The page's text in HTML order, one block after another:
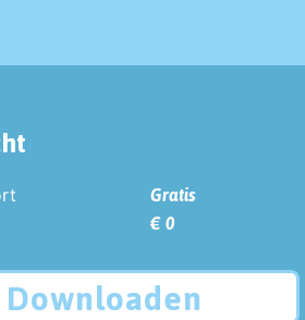
Gratis
€ 0
Downloaden